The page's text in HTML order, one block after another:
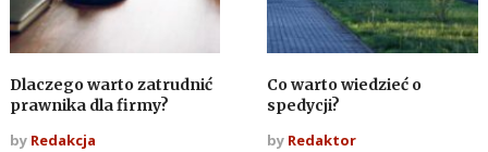
Dlaczego warto zatrudnić
prawnika dla firmy?
by Redakcja
Co warto wiedzieć o
spedycji?
by Redaktor